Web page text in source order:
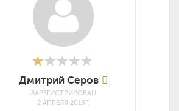
Дмитрий Серов
ЗАРЕГИСТРИРОВАН
2 АПРЕЛЯ 2018Г.